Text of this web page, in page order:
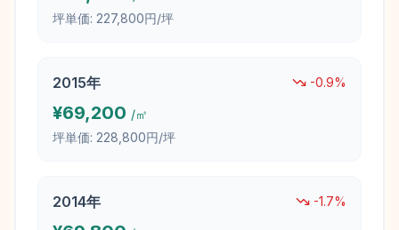
坪単価: 227,800円/坪
2015年 -0.9%
¥69,200 /㎡
坪単価: 228,800円/坪
2014年 -1.7%